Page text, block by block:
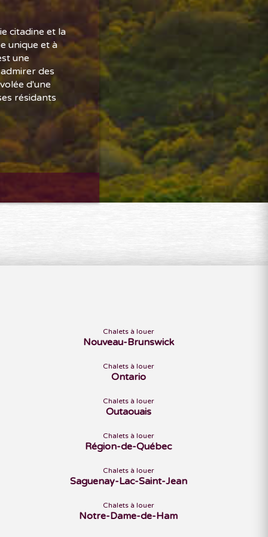
citadine et la
unique et à
une
des
d'une
résidants
Chalets à louer
Nouveau-Brunswick
Chalets à louer
Ontario
Chalets à louer
Outaouais
Chalets à louer
Région-de-Québec
Chalets à louer
Saguenay-Lac-Saint-Jean
Chalets à louer
Notre-Dame-de-Ham